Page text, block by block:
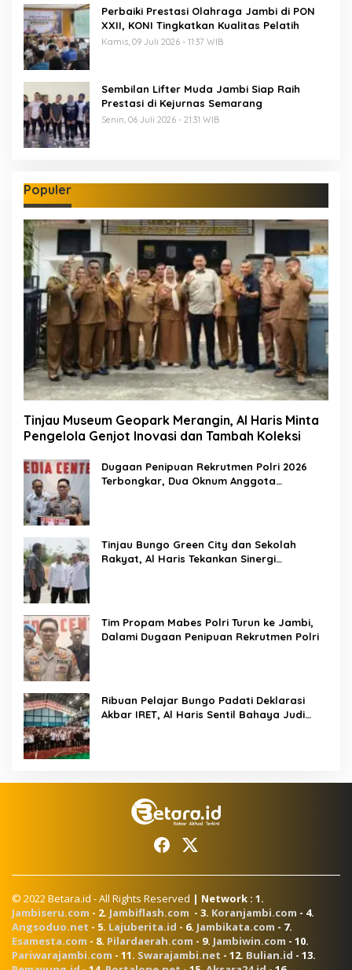
Perbaiki Prestasi Olahraga Jambi di PON
XXII, KONI Tingkatkan Kualitas Pelatih
Kamis, 09 Juli 2026 - 11:37 WIB
Sembilan Lifter Muda Jambi Siap Raih
Prestasi di Kejurnas Semarang
Senin, 06 Juli 2026 - 21:31 WIB
Populer
Tinjau Museum Geopark Merangin, Al Haris Minta
Pengelola Genjot Inovasi dan Tambah Koleksi
Dugaan Penipuan Rekrutmen Polri 2026
Terbongkar, Dua Oknum Anggota
Tinjau Bungo Green City dan Sekolah
Rakyat, Al Haris Tekankan Sinergi
Tim Propam Mabes Polri Turun ke Jambi,
Dalami Dugaan Penipuan Rekrutmen Polri
Ribuan Pelajar Bungo Padati Deklarasi
Akbar IRET, Al Haris Sentil Bahaya Judi
© 2022 Betara.id - All Rights Reserved | Network : 1.
Jambiseru.com - 2. Jambiflash.com - 3. Koranjambi.com - 4.
Angsoduo.net - 5. Lajuberita.id - 6. Jambikata.com - 7.
Esamesta.com - 8. Pilardaerah.com - 9. Jambiwin.com - 10.
Pariwarajambi.com - 11. Swarajambi.net - 12. Bulian.id - 13.